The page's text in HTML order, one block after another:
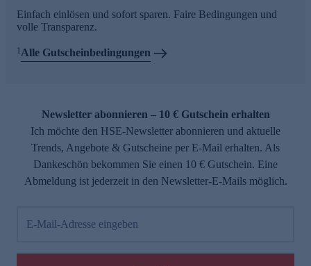
Einfach einlösen und sofort sparen. Faire Bedingungen und
volle Transparenz.
1 Alle Gutscheinbedingungen
Newsletter abonnieren – 10 € Gutschein erhalten
Ich möchte den HSE-Newsletter abonnieren und aktuelle
Trends, Angebote & Gutscheine per E-Mail erhalten. Als
Dankeschön bekommen Sie einen 10 € Gutschein. Eine
Abmeldung ist jederzeit in den Newsletter-E-Mails möglich.
E-Mail-Adresse eingeben